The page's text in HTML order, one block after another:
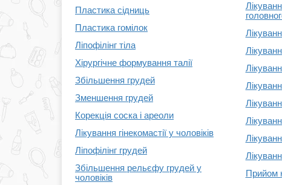
Пластика сідниць
Пластика гомілок
Ліпофілінг тіла
Хірургічне формування талії
Збільшення грудей
Зменшення грудей
Корекція соска і ареоли
Лікування гінекомастії у чоловіків
Ліпофілінг грудей
Збільшення рельєфу грудей у
чоловіків
Прийом